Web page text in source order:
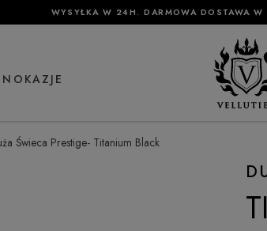
WYSYŁKA W 24H. DARMOWA DOSTAWA W
OKAZJE
Świeca Prestige- Titanium Black